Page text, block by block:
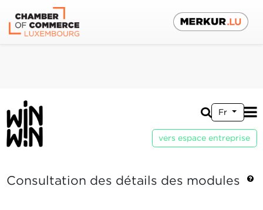
Fr
vers espace entreprise
Consultation des détails des modules